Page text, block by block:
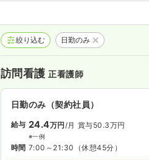
絞り込む 日勤のみ
訪問看護正看護師
日勤のみ（契約社員）
給与 24.4万円/月 賞与50.3万円
※一例
時間 7:00～21:30 （休憩45分）